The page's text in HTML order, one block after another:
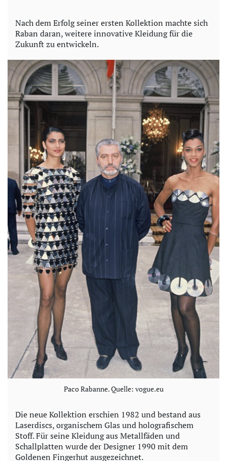
Nach dem Erfolg seiner ersten Kollektion machte sich
Raban daran, weitere innovative Kleidung für die
Zukunft zu entwickeln.
Paco Rabanne. Quelle: vogue.eu
Die neue Kollektion erschien 1982 und bestand aus
Laserdiscs, organischem Glas und holografischem
Stoff. Für seine Kleidung aus Metallfäden und
Schallplatten wurde der Designer 1990 mit dem
Goldenen Fingerhut ausgezeichnet.